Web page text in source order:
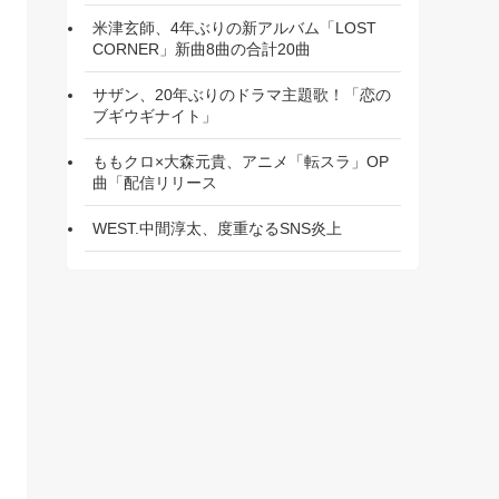
米津玄師、4年ぶりの新アルバム「LOST
CORNER」新曲8曲の合計20曲
サザン、20年ぶりのドラマ主題歌！「恋の
ブギウギナイト」
ももクロ×大森元貴、アニメ「転スラ」OP
曲「配信リリース
WEST.中間淳太、度重なるSNS炎上